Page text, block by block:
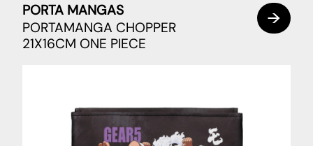
PORTA MANGAS
PORTAMANGA CHOPPER
21X16CM ONE PIECE